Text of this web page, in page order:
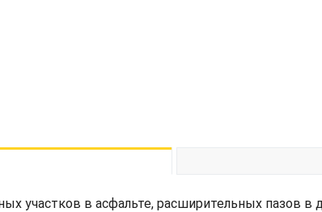
участков в асфальте, расширительных пазов